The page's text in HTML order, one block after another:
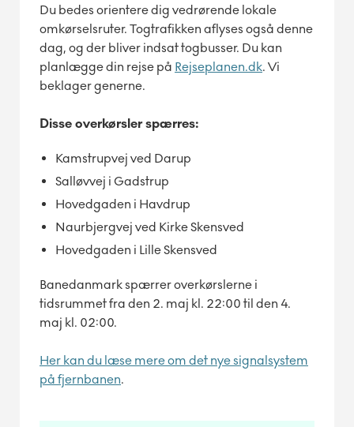
Du bedes orientere dig vedrørende lokale
omkørselsruter. Togtrafikken aflyses også denne
dag, og der bliver indsat togbusser. Du kan
planlægge din rejse på Rejseplanen.dk. Vi
beklager generne.
Disse overkørsler spærres:
Kamstrupvej ved Darup
Salløvvej i Gadstrup
Hovedgaden i Havdrup
Naurbjergvej ved Kirke Skensved
Hovedgaden i Lille Skensved
Banedanmark spærrer overkørslerne i
tidsrummet fra den 2. maj kl. 22:00 til den 4.
maj kl. 02:00.
Her kan du læse mere om det nye signalsystem
på fjernbanen.